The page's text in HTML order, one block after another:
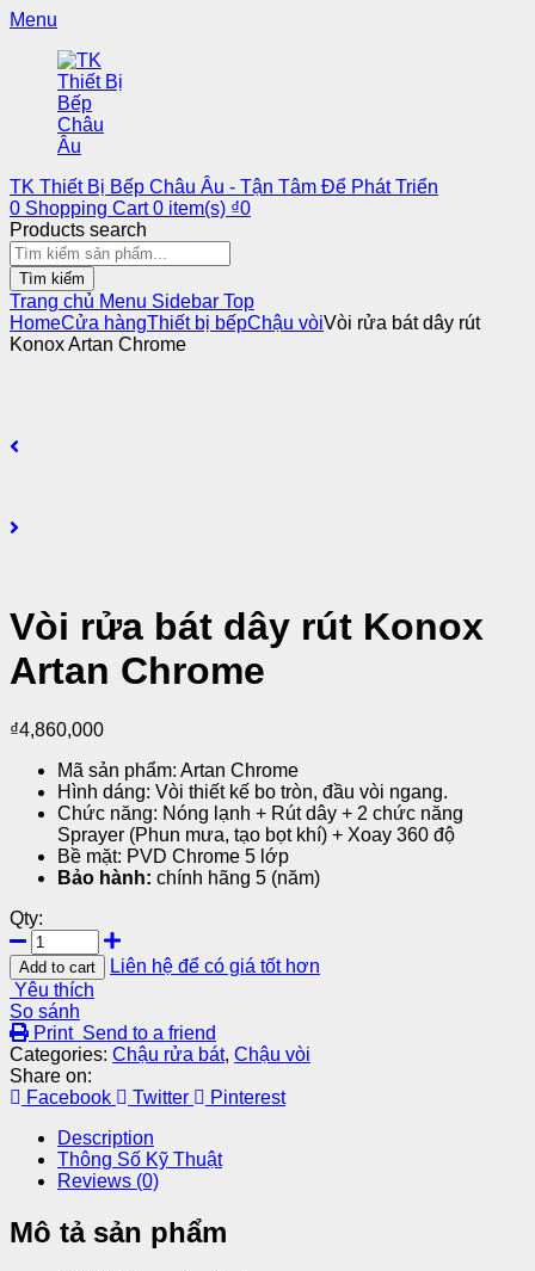
Menu
TK Thiết Bị Bếp Châu Âu - Tận Tâm Để Phát Triển
0 Shopping Cart 0 item(s) ₫0
Products search
Tìm kiếm
Trang chủ Menu Sidebar Top
HomeCửa hàngThiết bị bếpChậu vòiVòi rửa bát dây rút
Konox Artan Chrome
Vòi rửa bát dây rút Konox
Artan Chrome
₫4,860,000
Mã sản phẩm: Artan Chrome
Hình dáng: Vòi thiết kế bo tròn, đầu vòi ngang.
Chức năng: Nóng lạnh + Rút dây + 2 chức năng
Sprayer (Phun mưa, tạo bọt khí) + Xoay 360 độ
Bề mặt: PVD Chrome 5 lớp
Bảo hành: chính hãng 5 (năm)
Qty:
Add to cart
Liên hệ để có giá tốt hơn
Yêu thích
So sánh
Print Send to a friend
Categories: Chậu rửa bát, Chậu vòi
Share on:
Facebook
Twitter
Pinterest
Description
Thông Số Kỹ Thuật
Reviews (0)
Mô tả sản phẩm